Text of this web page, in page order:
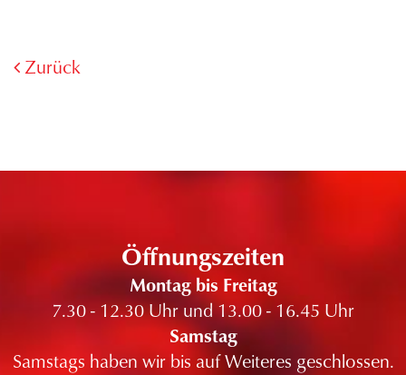
Zurück
Öffnungszeiten
Montag bis Freitag
7.30 - 12.30 Uhr und 13.00 - 16.45 Uhr
Samstag
Samstags haben wir bis auf Weiteres geschlossen.